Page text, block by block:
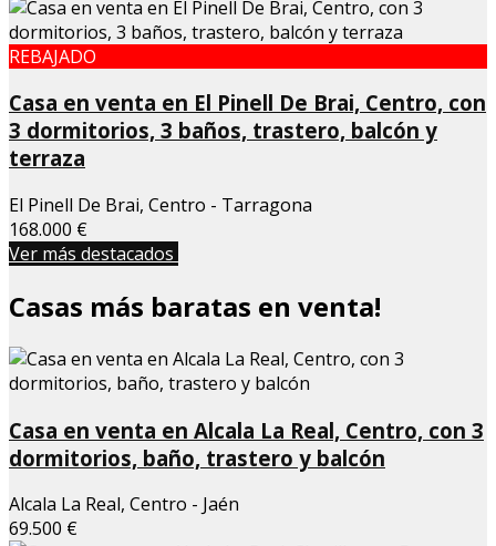
REBAJADO
Casa en venta en El Pinell De Brai, Centro, con
3 dormitorios, 3 baños, trastero, balcón y
terraza
El Pinell De Brai, Centro - Tarragona
168.000 €
Ver más destacados
Casas más baratas en venta!
Casa en venta en Alcala La Real, Centro, con 3
dormitorios, baño, trastero y balcón
Alcala La Real, Centro - Jaén
69.500 €